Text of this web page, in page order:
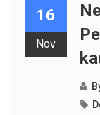
16
Nov